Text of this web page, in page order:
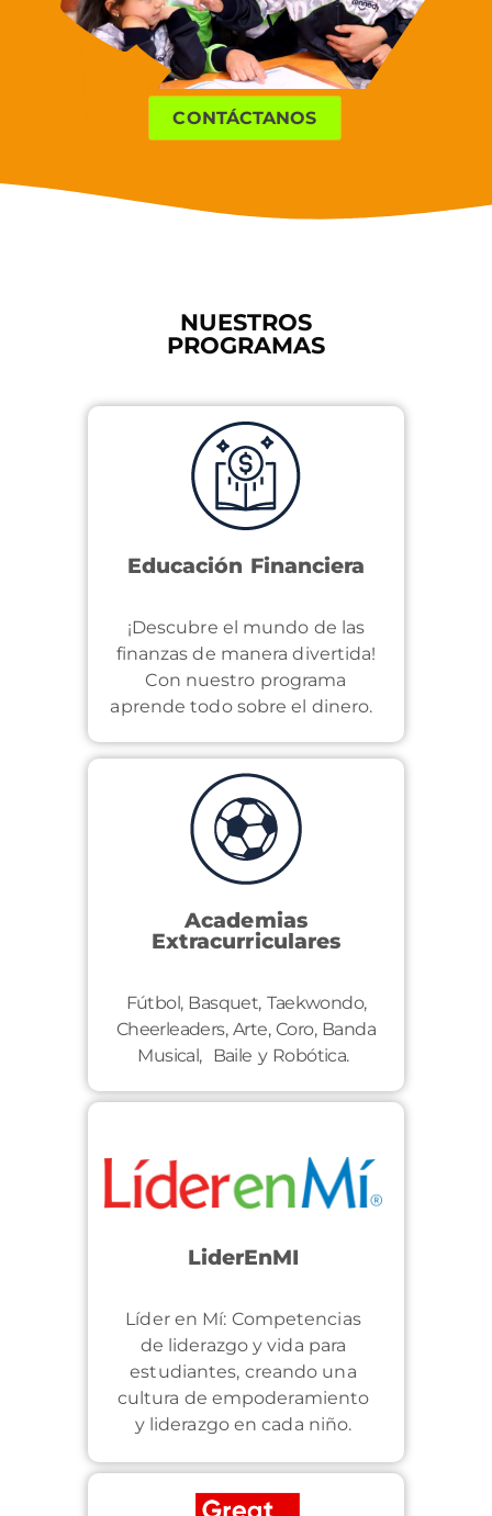
CONTÁCTANOS
NUESTROS
PROGRAMAS
Educación Financiera
¡Descubre el mundo de las
finanzas de manera divertida!
Con nuestro programa
aprende todo sobre el dinero.
Academias
Extracurriculares
Fútbol, Basquet, Taekwondo,
Cheerleaders, Arte, Coro, Banda
Musical, Baile y Robótica.
LiderEnMI
Líder en Mí: Competencias
de liderazgo y vida para
estudiantes, creando una
cultura de empoderamiento
y liderazgo en cada niño.